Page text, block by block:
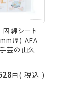
固綿シート
厚) AFA-
芸の山久
税込